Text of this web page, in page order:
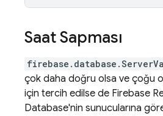
Saat Sapması
çok daha doğru olsa ve çoğu
için tercih edilse de Firebase
Database'nin sunucularına